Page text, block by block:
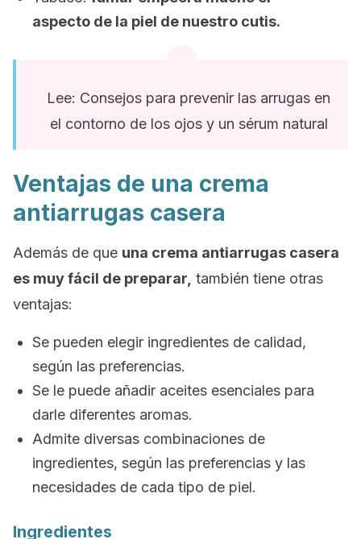
aspecto de la piel de nuestro cutis.
Lee: Consejos para prevenir las arrugas en
el contorno de los ojos y un sérum natural
Ventajas de una crema
antiarrugas casera
Además de que una crema antiarrugas casera
es muy fácil de preparar, también tiene otras
ventajas:
Se pueden elegir ingredientes de calidad,
según las preferencias.
Se le puede añadir aceites esenciales para
darle diferentes aromas.
Admite diversas combinaciones de
ingredientes, según las preferencias y las
necesidades de cada tipo de piel.
Ingredientes